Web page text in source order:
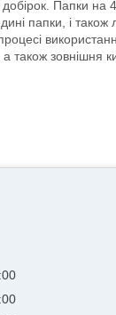
Папки
папки, і також
також зовнішня